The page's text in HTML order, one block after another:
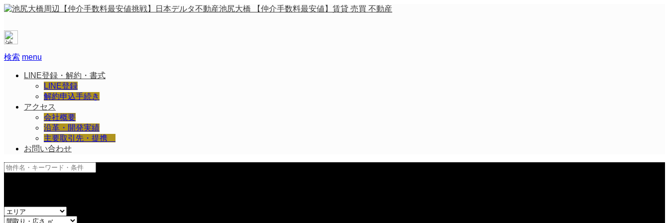
池尻大橋 【仲介手数料最安値】賃貸 売買 不動産
検索 menu
LINE登録・解約・書式
LINE登録
解約申込手続き
アクセス
会社概要
沿革・開発実績
主要取引先・提携
お問い合わせ